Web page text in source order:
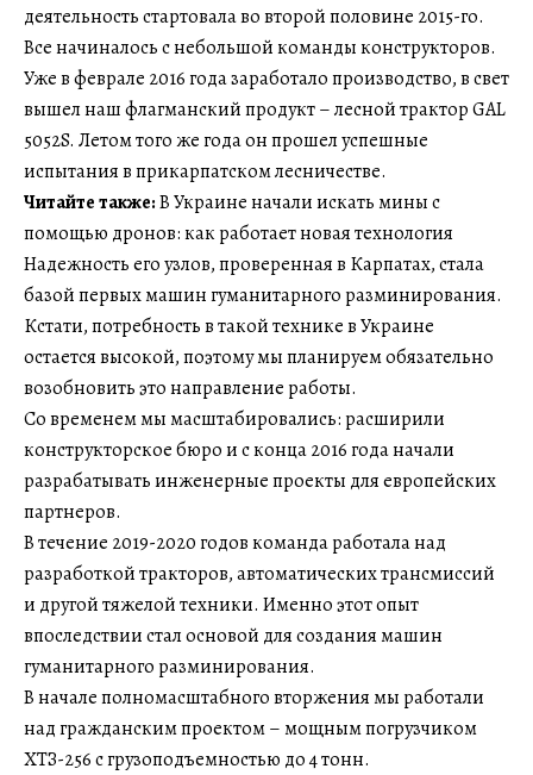
деятельность стартовала во второй половине 2015-го.
Все начиналось с небольшой команды конструкторов.
Уже в феврале 2016 года заработало производство, в свет
вышел наш флагманский продукт – лесной трактор GAL
5052S. Летом того же года он прошел успешные
испытания в прикарпатском лесничестве.
Читайте также:В Украине начали искать мины с
помощью дронов: как работает новая технология
Надежность его узлов, проверенная в Карпатах, стала
базой первых машин гуманитарного разминирования.
Кстати, потребность в такой технике в Украине
остается высокой, поэтому мы планируем обязательно
возобновить это направление работы.
Со временем мы масштабировались: расширили
конструкторское бюро и с конца 2016 года начали
разрабатывать инженерные проекты для европейских
партнеров.
В течение 2019-2020 годов команда работала над
разработкой тракторов, автоматических трансмиссий
и другой тяжелой техники. Именно этот опыт
впоследствии стал основой для создания машин
гуманитарного разминирования.
В начале полномасштабного вторжения мы работали
над гражданским проектом – мощным погрузчиком
ХТЗ-256 с грузоподъемностью до 4 тонн.